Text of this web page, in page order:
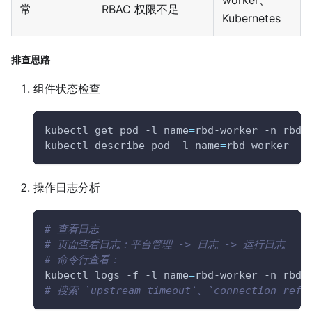
常 RBAC 权限不足
Kubernetes
排查思路
组件状态检查
kubectl get pod -l name=rbd-worker -n
kubectl describe pod
-l name=rbd-worker -n
操作日志分析
# 查看日志
# 页面查看日志：平台管理 -> 日志 -> 运行日志
# 命令行查看：
kubectl logs
-f -l name=rbd-worker -n rbd-
# 搜索 `upstream timeout`、`connection